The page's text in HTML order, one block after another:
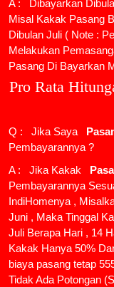
A : Dibayarkan
Misal Kakak Pasang
Dibulan Juli ( Note :
Melakukan
Pasang Di Bayarkan
Pro Rata
Q : Jika Saya
Pembayarannya ?
A : Jika Kakak
Pembayarannya
IndiHomenya ,
Juni , Maka Tinggal
Juli Berapa Hari , 14
Kakak Hanya 50%
biaya pasang tetap
Tidak Ada Potongan